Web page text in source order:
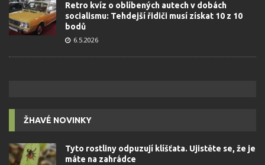
Retro kvíz o oblíbených autech v dobách
socialismu: Tehdejší řidiči musí získat 10 z 10
bodů
6.5.2026
ŽHAVÉ NOVINKY
Tyto rostliny odpuzují klíšťata. Ujistěte se, že je
máte na zahrádce